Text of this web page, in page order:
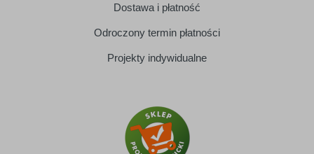
Dostawa i płatność
Odroczony termin płatności
Projekty indywidualne